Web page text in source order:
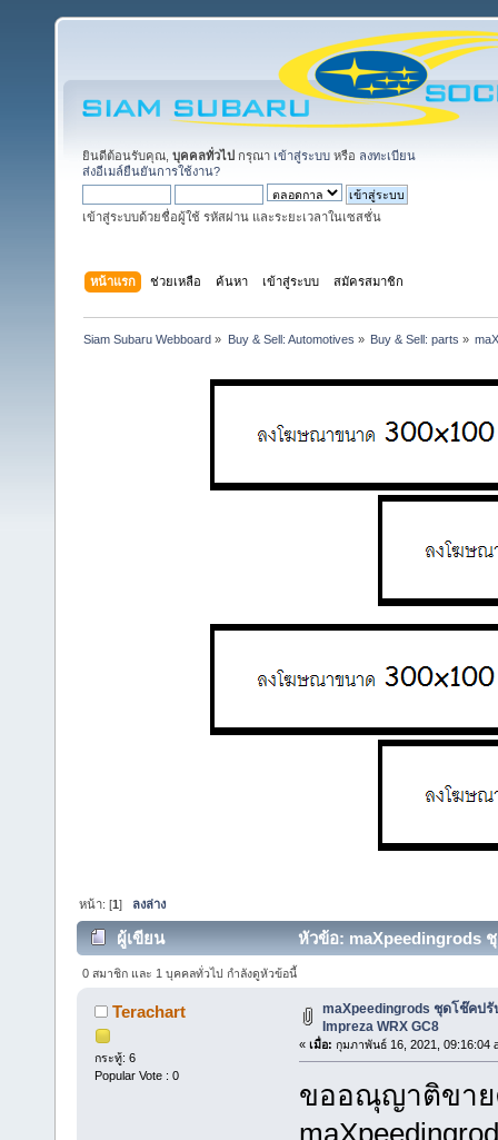
ยินดีต้อนรับคุณ, บุคคลทั่วไป กรุณา เข้าสู่ระบบ หรือ ลงทะเบียน
ส่งอีเมล์ยืนยันการใช้งาน?
เข้าสู่ระบบด้วยชื่อผู้ใช้ รหัสผ่าน และระยะเวลาในเซสชั่น
หน้าแรก ช่วยเหลือ ค้นหา เข้าสู่ระบบ สมัครสมาชิก
Siam Subaru Webboard » Buy & Sell: Automotives » Buy & Sell: parts »
หน้า: [1] ลงล่าง
ผู้เขียน หัวข้อ: maXpeedingrods
0 สมาชิก และ 1 บุคคลทั่วไป กำลังดูหัวข้อนี้
Terachart
กระทู้: 6
Popular Vote : 0
maXpeedingrods ชุดโช๊คป
Impreza WRX GC8
« เมื่อ: กุมภาพันธ์ 16, 2021, 09:16:04
ขออณุญาติขาย